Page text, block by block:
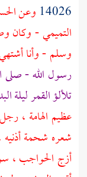
14026 وعن
التميمي- وكان
وسلم - وأنا
رسول الله - صلى
تلألؤ القمر ليلة
عظيم الهامة ،
شعره شحمة أذنيه
أزج الحواجب ،